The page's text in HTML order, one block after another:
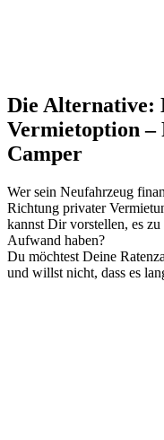
Die Alternative:
Vermietoption –
Camper
Wer sein Neufahrzeug
Richtung privater
kannst Dir vorstellen, es
Aufwand haben?
Du möchtest Deine
und willst nicht, dass es